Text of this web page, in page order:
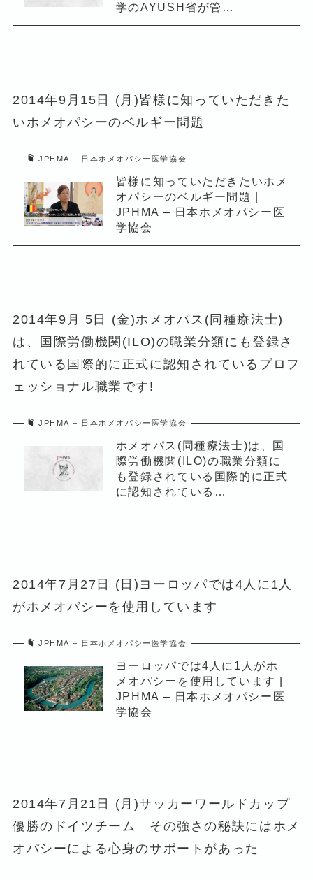
学のAYUSH省が管…
2014年9月15日 (月)皆様に知っていただきた
いホメオパシーのベルギー問題
JPHMA – 日本ホメオパシー医学協会
皆様に知っていただきたいホメ
オパシーのベルギー問題 |
JPHMA – 日本ホメオパシー医
学協会
2014年9月 5日 (金)ホメオパス(同種療法士)
は、国際労働機関(ILO)の職業分類にも登録さ
れている国際的に正式に認知されているプロフ
ェッショナル職業です!
JPHMA – 日本ホメオパシー医学協会
ホメオパス(同種療法士)は、国
際労働機関(ILO)の職業分類に
も登録されている国際的に正式
に認知されている…
2014年7月27日 (日)ヨーロッパでは4人に1人
がホメオパシーを使用しています
JPHMA – 日本ホメオパシー医学協会
ヨーロッパでは4人に1人がホ
メオパシーを使用しています |
JPHMA – 日本ホメオパシー医
学協会
2014年7月21日 (月)サッカーワールドカップ
優勝のドイツチーム その強さの秘訣にはホメ
オパシーによる心身のサポートがあった